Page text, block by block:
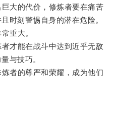
大的代价，修炼者要在痛苦
时刻警惕自身的潜在危险。
重大。
能在战斗中达到近乎无敌
与技巧。
的尊严和荣耀，成为他们